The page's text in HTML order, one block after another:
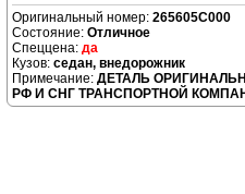
265605C000
Отличное
да
седан, внедорожник
ДЕТАЛЬ
РФ И СНГ ТРАНСПОРТНОЙ